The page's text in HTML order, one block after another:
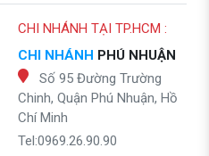
CHI NHÁNH TẠI TP.HCM :
CHI NHÁNH PHÚ NHUẬN
Số 95 Đường Trường
Chinh, Quận Phú Nhuận, Hồ
Chí Minh
Tel:0969.26.90.90